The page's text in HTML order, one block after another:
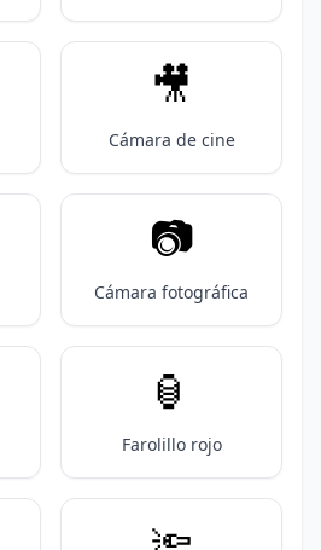
🎥
Cámara de cine
📷️
Cámara fotográfica
🏮
Farolillo rojo